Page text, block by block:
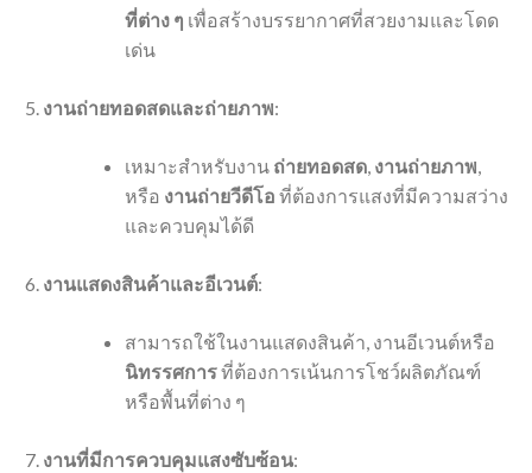
ที่ต่าง ๆ เพื่อสร้างบรรยากาศที่สวยงามและโดด
เด่น
งานถ่ายทอดสดและถ่ายภาพ:
เหมาะสำหรับงาน ถ่ายทอดสด, งานถ่ายภาพ,
หรือ งานถ่ายวีดีโอ ที่ต้องการแสงที่มีความสว่าง
และควบคุมได้ดี
งานแสดงสินค้าและอีเวนต์:
สามารถใช้ในงานแสดงสินค้า, งานอีเวนต์หรือ
นิทรรศการที่ต้องการเน้นการโชว์ผลิตภัณฑ์
หรือพื้นที่ต่าง ๆ
งานที่มีการควบคุมแสงซับซ้อน: